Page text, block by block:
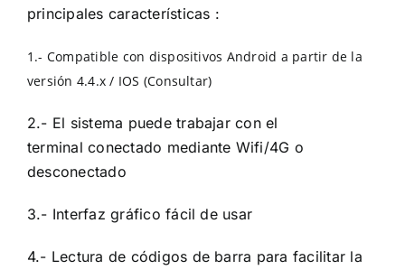
principales características :
1.- Compatible con dispositivos Android a partir de la
versión 4.4.x / IOS (Consultar)
2.- El sistema puede trabajar con el
terminal conectado mediante Wifi/4G o
desconectado
3.- Interfaz gráfico fácil de usar
4.- Lectura de códigos de barra para facilitar la